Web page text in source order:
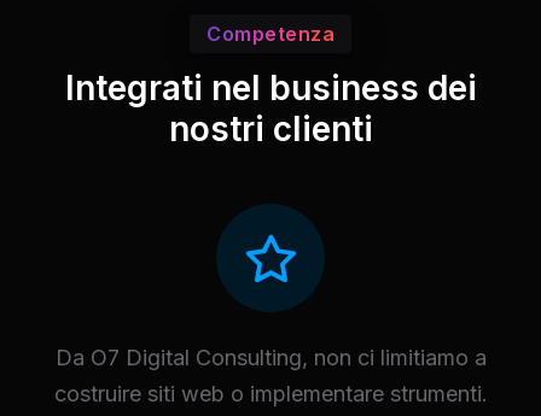
Competenza
Integrati nel business dei
nostri clienti
Da O7 Digital Consulting, non ci limitiamo a
costruire siti web o implementare strumenti.